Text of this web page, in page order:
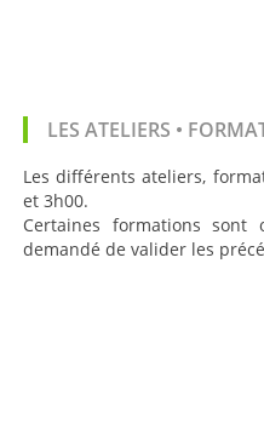
LES ATELIERS •
Les différents ateliers,
et 3h00.
Certaines formations
demandé de valider les